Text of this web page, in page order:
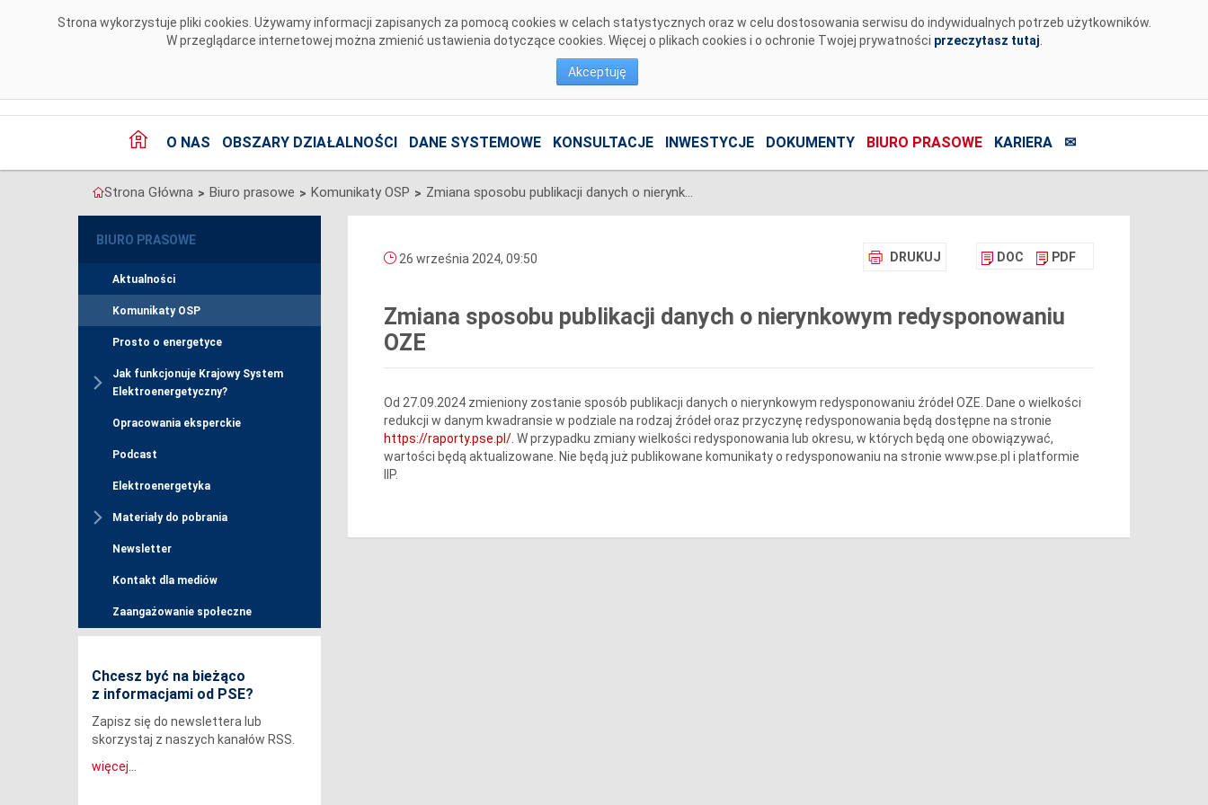
Strona wykorzystuje pliki cookies. Używamy informacji zapisanych za pomocą cookies w celach statystycznych oraz w celu dostosowania serwisu do indywidualnych potrzeb użytkowników.
W przeglądarce internetowej można zmienić ustawienia dotyczące cookies. Więcej o plikach cookies i o ochronie Twojej prywatności przeczytasz tutaj
Akceptuję
O NAS OBSZARY DZIAŁALNOŚCI DANE SYSTEMOWE KONSULTACJE INWESTYCJE DOKUMENTY BIURO PRASOWE KARIERA ✉
Strona Główna > Biuro prasowe > Komunikaty OSP > Zmiana sposobu publikacji danych o nierynkowym redysponowaniu OZE
BIURO PRASOWE
Aktualności
Komunikaty OSP
Prosto o energetyce
Jak funkcjonuje Krajowy System
Elektroenergetyczny?
Opracowania eksperckie
Podcast
Elektroenergetyka
Materiały do pobrania
Newsletter
Kontakt dla mediów
Zaangażowanie społeczne
Chcesz być na bieżąco
z informacjami od PSE?
Zapisz się do newslettera lub
skorzystaj z naszych kanałów RSS.
więcej...
DRUKUJ DOC PDF
26 września 2024, 09:50
Zmiana sposobu publikacji danych o nierynkowym redysponowaniu
OZE
Od 27.09.2024 zmieniony zostanie sposób publikacji danych o nierynkowym redysponowaniu źródeł OZE. Dane o wielkości
redukcji w danym kwadransie w podziale na rodzaj źródeł oraz przyczynę redysponowania będą dostępne na stronie
https://raporty.pse.pl/. W przypadku zmiany wielkości redysponowania lub okresu, w których będą one obowiązywać,
wartości będą aktualizowane. Nie będą już publikowane komunikaty o redysponowaniu na stronie www.pse.pl i platformie
IIP.